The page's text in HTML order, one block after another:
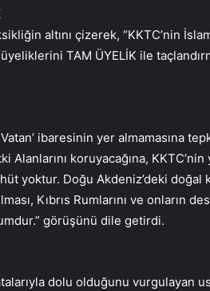
altını çizerek, “KKTC’nin
TAM ÜYELİK ile
ibaresinin yer almamasına
Alanlarını koruyacağına,
yoktur. Doğu Akdeniz’deki doğal
Kıbrıs Rumlarını ve onların
görüşünü dile getirdi.
dolu olduğunu vurgulayan